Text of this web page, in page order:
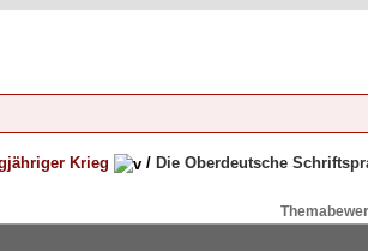
Krieg / Die Oberdeutsche